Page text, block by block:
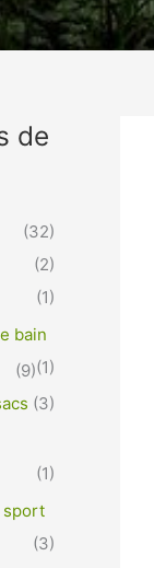
à
À
SUR
de
(32)
(2)
(1)
bain
(1)
(9)
(3)
(1)
sport
(3)